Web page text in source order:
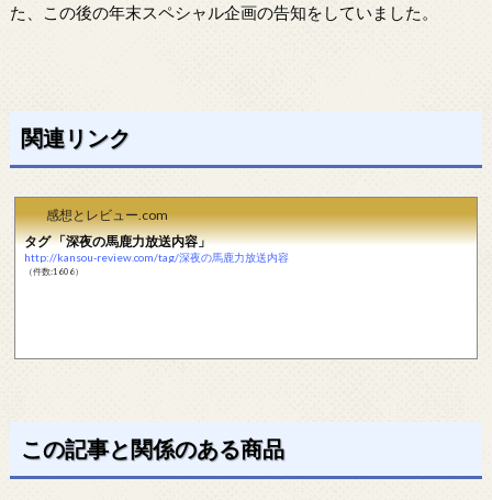
た、この後の年末スペシャル企画の告知をしていました。
関連リンク
感想とレビュー.com
タグ 「深夜の馬鹿力放送内容」
http://kansou-review.com/tag/深夜の馬鹿力放送内容
（件数:1606）
この記事と関係のある商品